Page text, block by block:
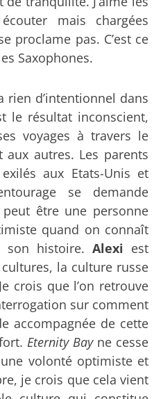
mais chargées
proclame pas. C’est ce
Saxophones.
rien d’intentionnel dans
le résultat inconscient,
voyages à travers le
autres. Les parents
aux Etats-Unis et
se demande
peut être une personne
quand on connaît
son histoire. Alexi est
la culture russe
crois que l’on retrouve
sur comment
accompagnée de cette
Eternity Bayne cesse
volonté optimiste et
je crois que cela vient